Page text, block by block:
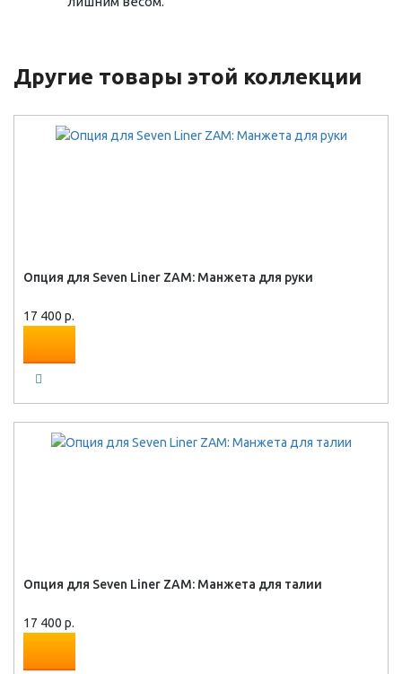
Другие товары этой коллекции
Опция для Seven Liner ZAM: Манжета для руки
17 400 р.
Опция для Seven Liner ZAM: Манжета для талии
17 400 р.